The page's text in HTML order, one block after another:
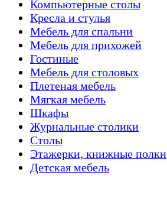
Компьютерные столы
Кресла и стулья
Мебель для спальни
Мебель для прихожей
Гостиные
Мебель для столовых
Плетеная мебель
Мягкая мебель
Шкафы
Журнальные столики
Столы
Этажерки, книжные полки
Детская мебель